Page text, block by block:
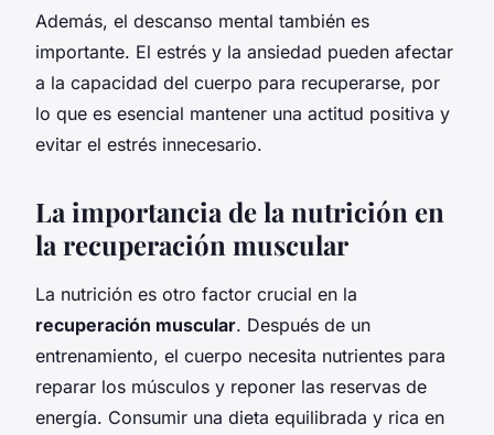
Además, el descanso mental también es
importante. El estrés y la ansiedad pueden afectar
a la capacidad del cuerpo para recuperarse, por
lo que es esencial mantener una actitud positiva y
evitar el estrés innecesario.
La importancia de la nutrición en
la recuperación muscular
La nutrición es otro factor crucial en la
recuperación muscular. Después de un
entrenamiento, el cuerpo necesita nutrientes para
reparar los músculos y reponer las reservas de
energía. Consumir una dieta equilibrada y rica en